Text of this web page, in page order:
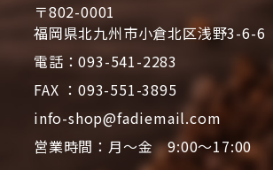
〒802-0001
福岡県北九州市小倉北区浅野3-6-6
電話：093-541-2283
FAX ：093-551-3895
info-shop@fadiemail.com
営業時間：月～金 9:00～17:00